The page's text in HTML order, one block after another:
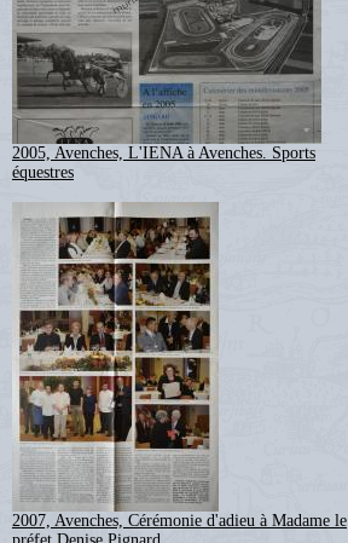
2005, Avenches, L'IENA à Avenches. Sports
équestres
2007, Avenches, Cérémonie d'adieu à Madame le